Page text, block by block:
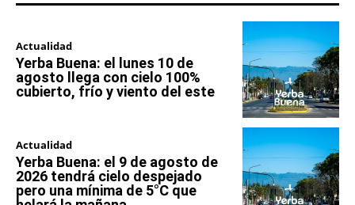
Actualidad
Yerba Buena: el lunes 10 de
agosto llega con cielo 100%
cubierto, frío y viento del este
Actualidad
Yerba Buena: el 9 de agosto de
2026 tendrá cielo despejado
pero una mínima de 5°C que